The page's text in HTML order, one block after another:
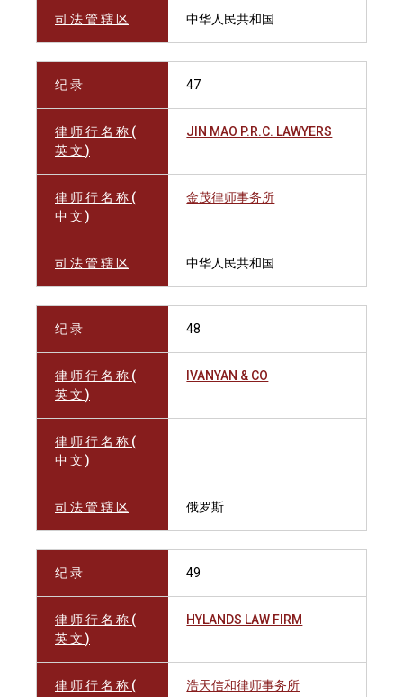
司 法 管 辖 区 中华人民共和国
纪 录 47
律 师 行 名 称 (
英 文 )
JIN MAO P.R.C. LAWYERS
律 师 行 名 称 (
中 文 )
金茂律师事务所
司 法 管 辖 区 中华人民共和国
纪 录 48
律 师 行 名 称 (
英 文 )
IVANYAN & CO
律 师 行 名 称 (
中 文 )
司 法 管 辖 区 俄罗斯
纪 录 49
律 师 行 名 称 (
英 文 )
HYLANDS LAW FIRM
律 师 行 名 称 ( 浩天信和律师事务所